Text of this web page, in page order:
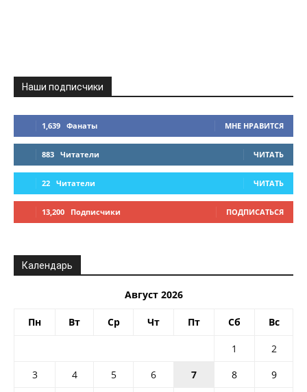
Наши подписчики
1,639 Фанаты МНЕ НРАВИТСЯ
883 Читатели ЧИТАТЬ
22 Читатели ЧИТАТЬ
13,200 Подписчики ПОДПИСАТЬСЯ
Календарь
Август 2026
Пн Вт Ср Чт Пт Сб Вс
1
2
3
4 5 6 7 8 9